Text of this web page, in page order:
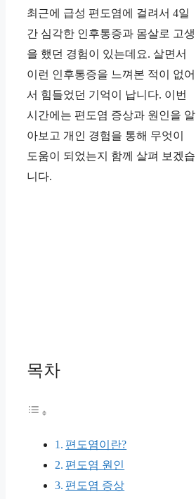
최근에 급성 편도염에 걸려서 4일
간 심각한 인후통증과 몸살로 고생
을 했던 경험이 있는데요. 살면서
이런 인후통증을 느껴본 적이 없어
서 힘들었던 기억이 납니다. 이번
시간에는 편도염 증상과 원인을 알
아보고 개인 경험을 통해 무엇이
도움이 되었는지 함께 살펴 보겠습
니다.
목차
편도염이란?
편도염 원인
편도염 증상